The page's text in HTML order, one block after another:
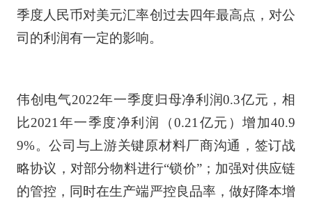
季度人民币对美元汇率创过去四年最高点，对公
司的利润有一定的影响。
伟创电气2022年一季度归母净利润0.3亿元，相
比2021年一季度净利润（0.21亿元）增加40.9
9%。公司与上游关键原材料厂商沟通，签订战
略协议，对部分物料进行“锁价”；加强对供应链
的管控，同时在生产端严控良品率，做好降本增